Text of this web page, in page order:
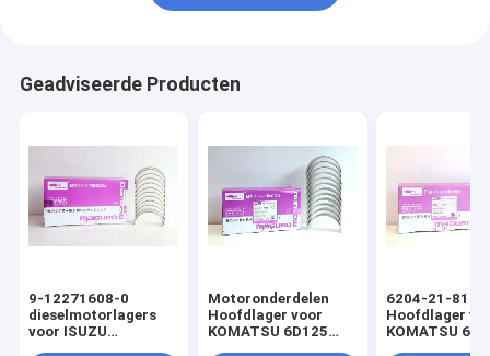
Geadviseerde Producten
9-12271608-0
dieselmotorlagers
voor ISUZU
Motoronderdelen
Hoofdlager voor
KOMATSU 6D125
6204-21-
Hoofdlager
KOMATSU